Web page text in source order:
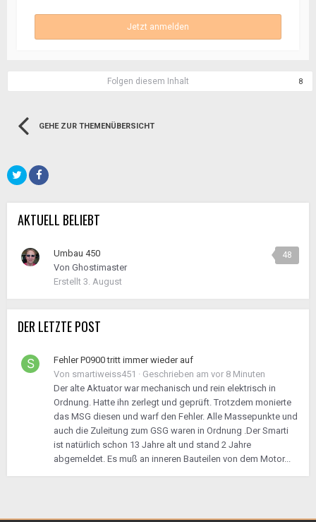
Jetzt anmelden
Folgen diesem Inhalt 8
GEHE ZUR THEMENÜBERSICHT
AKTUELL BELIEBT
48
Umbau 450
Von Ghostimaster
Erstellt 3. August
DER LETZTE POST
Fehler P0900 tritt immer wieder auf
Von smartiweiss451 · Geschrieben am vor 8 Minuten
Der alte Aktuator war mechanisch und rein elektrisch in
Ordnung. Hatte ihn zerlegt und geprüft. Trotzdem monierte
das MSG diesen und warf den Fehler. Alle Massepunkte und
auch die Zuleitung zum GSG waren in Ordnung .Der Smarti
ist natürlich schon 13 Jahre alt und stand 2 Jahre
abgemeldet. Es muß an inneren Bauteilen von dem Motor...